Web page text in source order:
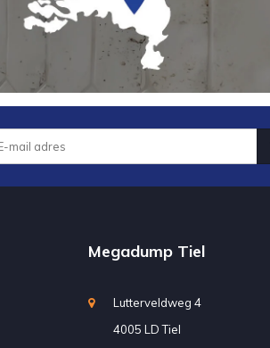
Megadump Tiel
Lutterveldweg 4
4005 LD Tiel